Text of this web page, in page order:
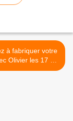
à fabriquer votre
Olivier les 17 et
18 avril ! >